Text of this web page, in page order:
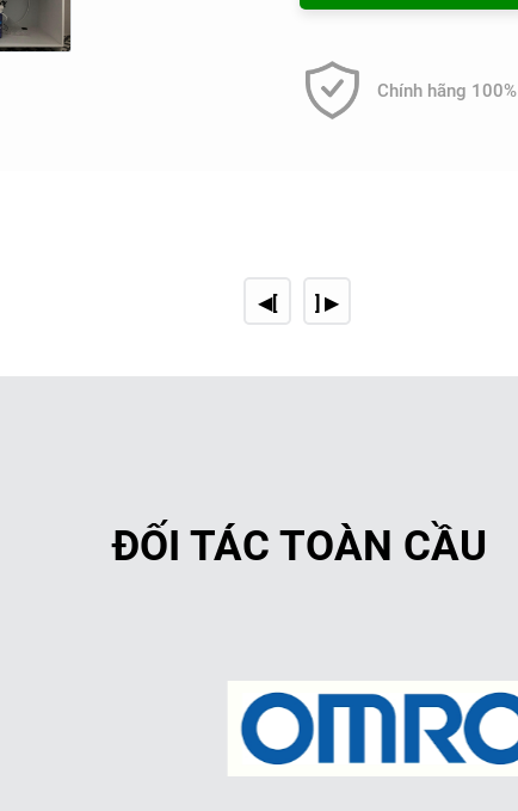
Chính hãng 100%
◀[
] ▶
ĐỐI TÁC TOÀN CẦU